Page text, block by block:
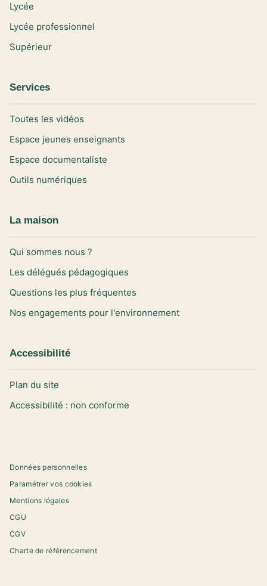
Lycée
Lycée professionnel
Supérieur
Services
Toutes les vidéos
Espace jeunes enseignants
Espace documentaliste
Outils numériques
La maison
Qui sommes nous ?
Les délégués pédagogiques
Questions les plus fréquentes
Nos engagements pour l'environnement
Accessibilité
Plan du site
Accessibilité : non conforme
Données personnelles
Paramétrer vos cookies
Mentions légales
CGU
CGV
Charte de référencement